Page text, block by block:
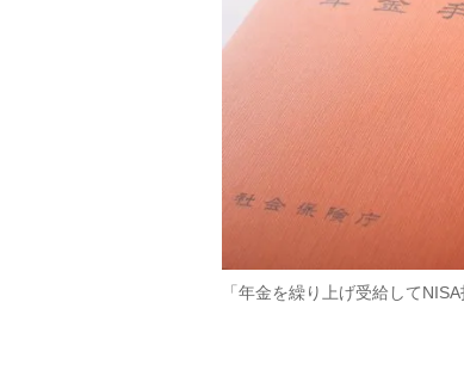
「年金を繰り上げ受給して